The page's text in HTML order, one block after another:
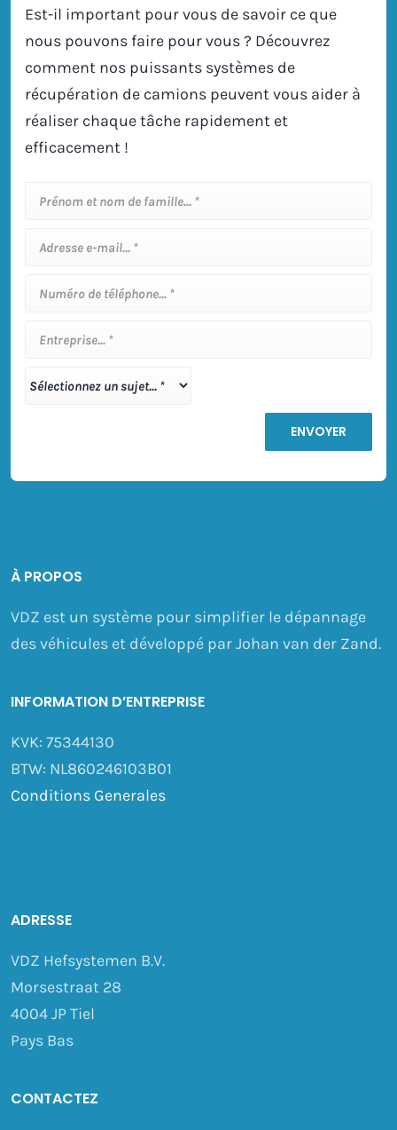
À PROPOS
VDZ est un système pour simplifier le dépannage
des véhicules et développé par Johan van der Zand.
INFORMATION D’ENTREPRISE
KVK: 75344130
BTW: NL860246103B01
Conditions Generales
ADRESSE
VDZ Hefsystemen B.V.
Morsestraat 28
4004 JP Tiel
Pays Bas
CONTACTEZ
Est-il important pour vous de savoir ce que
nous pouvons faire pour vous ? Découvrez
comment nos puissants systèmes de
récupération de camions peuvent vous aider à
réaliser chaque tâche rapidement et
efficacement !